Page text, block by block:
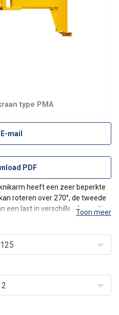
type PMA
E-mail
PDF
heeft een zeer beperkte
roteren over 270°, de tweede
een last in verschillende posities
Toon meer
2